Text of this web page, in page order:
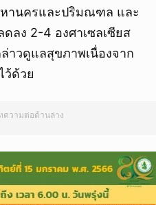
หานครและปริมณฑล และ
ลง 2-4 องศาเซลเซียส
าวดูแลสุขภาพเนื่องจาก
ว้ด้วย
วามต่อด้านล่าง